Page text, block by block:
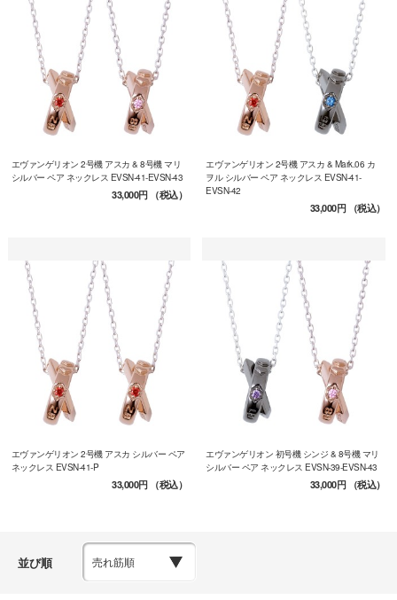
エヴァンゲリオン 2号機 アスカ & 8号機 マリ
シルバー ペア ネックレス EVSN-41-EVSN-43
33,000円（税込）
エヴァンゲリオン 2号機 アスカ & Mark.06 カ
ヲル シルバー ペア ネックレス EVSN-41-
EVSN-42
33,000円（税込）
エヴァンゲリオン 2号機 アスカ シルバー ペア
ネックレス EVSN-41-P
33,000円（税込）
エヴァンゲリオン 初号機 シンジ & 8号機 マリ
シルバー ペア ネックレス EVSN-39-EVSN-43
33,000円（税込）
並び順